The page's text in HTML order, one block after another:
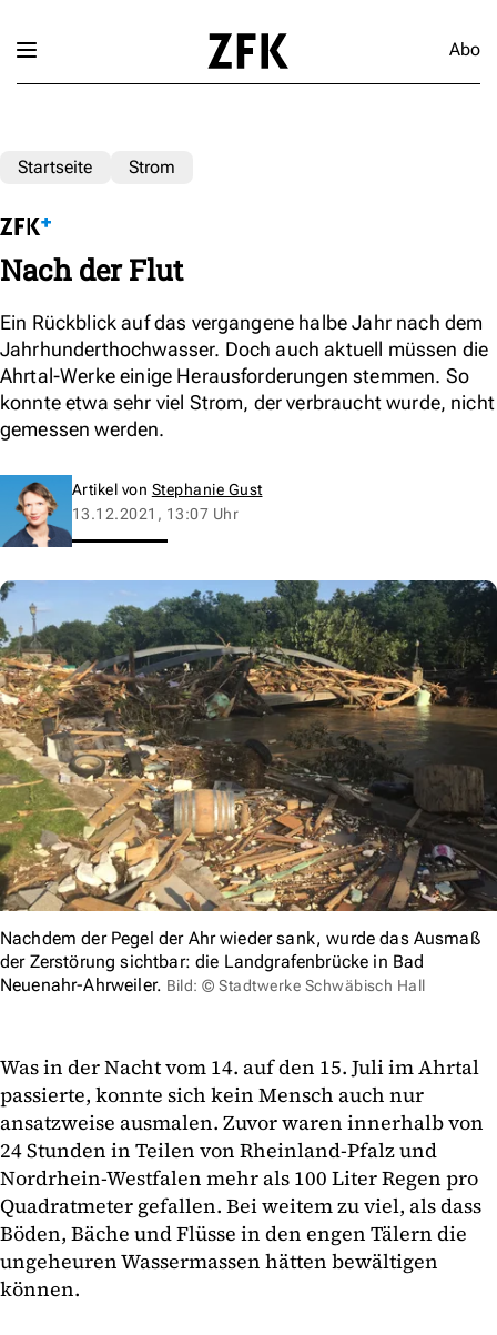
Abo
Startseite Strom
Nach der Flut
Ein Rückblick auf das vergangene halbe Jahr nach dem
Jahrhunderthochwasser. Doch auch aktuell müssen die
Ahrtal-Werke einige Herausforderungen stemmen. So
konnte etwa sehr viel Strom, der verbraucht wurde, nicht
gemessen werden.
Artikel von Stephanie Gust
13.12.2021, 13:07 Uhr
Nachdem der Pegel der Ahr wieder sank, wurde das Ausmaß
der Zerstörung sichtbar: die Landgrafenbrücke in Bad
Neuenahr-Ahrweiler. Bild: © Stadtwerke Schwäbisch Hall
Was in der Nacht vom 14. auf den 15. Juli im Ahrtal
passierte, konnte sich kein Mensch auch nur
ansatzweise ausmalen. Zuvor waren innerhalb von
24 Stunden in Teilen von Rheinland-Pfalz und
Nordrhein-Westfalen mehr als 100 Liter Regen pro
Quadratmeter gefallen. Bei weitem zu viel, als dass
Böden, Bäche und Flüsse in den engen Tälern die
ungeheuren Wassermassen hätten bewältigen
können.